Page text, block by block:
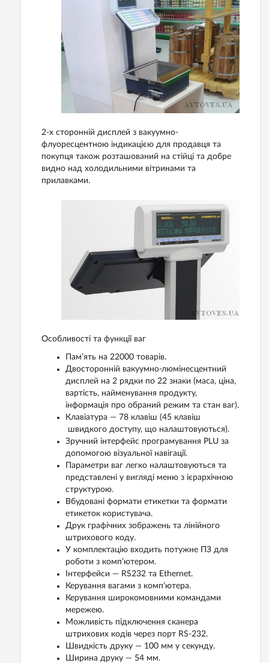
2-х сторонній дисплей з вакуумно-
флуоресцентною індикацією для продавця та
покупця також розташований на стійці та добре
видно над холодильними вітринами та
прилавками.
Особливості та функції ваг
Пам’ять на 22000 товарів.
Двосторонній вакуумно-люмінесцентний
дисплей на 2 рядки по 22 знаки (маса, ціна,
вартість, найменування продукту,
інформація про обраний режим та стан ваг).
Клавіатура — 78 клавіш (45 клавіш
швидкого доступу, що налаштовуються).
Зручний інтерфейс програмування PLU за
допомогою візуальної навігації.
Параметри ваг легко налаштовуються та
представлені у вигляді меню з ієрархічною
структурою.
Вбудовані формати етикетки та формати
етикеток користувача.
Друк графічних зображень та лінійного
штрихового коду.
У комплектацію входить потужне ПЗ для
роботи з комп’ютером.
Інтерфейси — RS232 та Ethernet.
Керування вагами з комп’ютера.
Керування широкомовними командами
мережею.
Можливість підключення сканера
штрихових кодів через порт RS-232.
Швидкість друку — 100 мм у секунду.
Ширина друку — 54 мм.